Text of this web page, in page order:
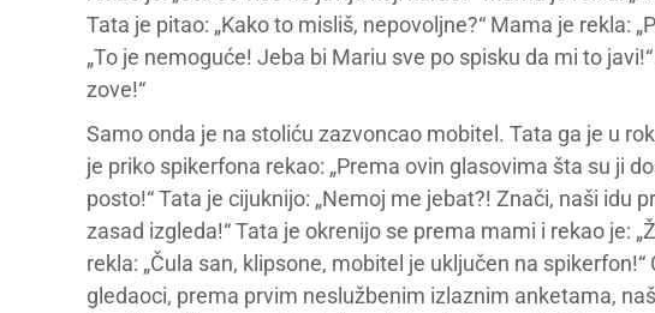
Tata je pitao: „Kako to misliš, nepovoljne?“ Mama je rekla:
„To je nemoguće! Jeba bi Mariu sve po spisku da mi to
zove!“
Samo onda je na stoliću zazvoncao mobitel. Tata ga je u
je priko spikerfona rekao: „Prema ovin glasovima šta su ji
posto!“ Tata je cijuknijo: „Nemoj me jebat?! Znači, naši idu
zasad izgleda!“ Tata je okrenijo se prema mami i rekao je:
rekla: „Čula san, klipsone, mobitel je uključen na
gledaoci, prema prvim neslužbenim izlaznim anketama,